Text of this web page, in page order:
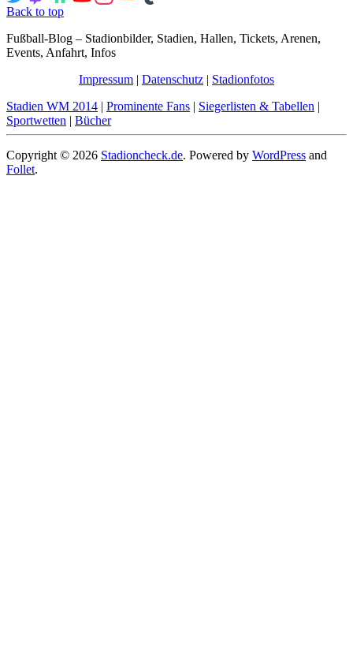
Back to top
Fußball-Blog – Stadionbilder, Stadien, Hallen, Tickets, Arenen,
Events, Anfahrt, Infos
Impressum | Datenschutz | Stadionfotos
Stadien WM 2014 | Prominente Fans | Siegerlisten & Tabellen |
Sportwetten | Bücher
Copyright © 2026 Stadioncheck.de. Powered by WordPress and
Follet.